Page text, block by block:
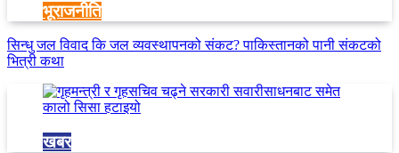
भूराजनीति
सिन्धु जल विवाद कि जल व्यवस्थापनको संकट? पाकिस्तानको पानी संकटको
भित्री कथा
खबर